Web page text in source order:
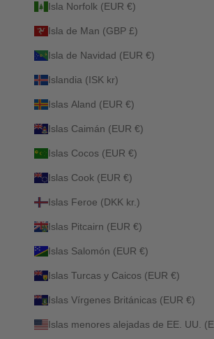
Isla Norfolk (EUR €)
Isla de Man (GBP £)
Isla de Navidad (EUR €)
Islandia (ISK kr)
Islas Aland (EUR €)
Islas Caimán (EUR €)
Islas Cocos (EUR €)
Islas Cook (EUR €)
Islas Feroe (DKK kr.)
Islas Pitcairn (EUR €)
Islas Salomón (EUR €)
Islas Turcas y Caicos (EUR €)
Islas Vírgenes Británicas (EUR €)
Islas menores alejadas de EE. UU.